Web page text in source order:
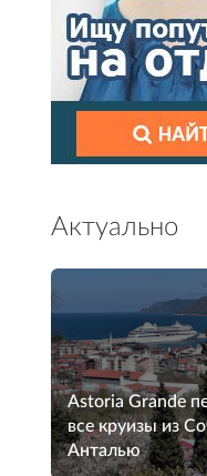
Актуально
Astoria Grande
все круизы из
Анталью